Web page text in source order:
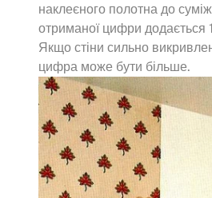
наклеєного полотна до
отриманої цифри додається
Якщо стіни сильно
цифра може бути більше.